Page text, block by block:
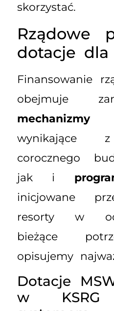
skorzystać.
Rządowe
dotacje dla
Finansowanie
obejmuje
corocznego
jak i
inicjowane
resorty w
bieżące
opisujemy
Dotacje
w